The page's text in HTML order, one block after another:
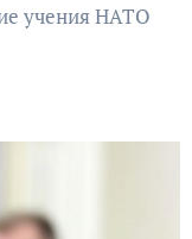
учения НАТО